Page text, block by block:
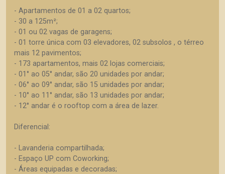
- Apartamentos de 01 a 02 quartos;
- 30 a 125m²;
- 01 ou 02 vagas de garagens;
- 01 torre única com 03 elevadores, 02 subsolos , o térreo
mais 12 pavimentos;
- 173 apartamentos, mais 02 lojas comerciais;
- 01° ao 05° andar, são 20 unidades por andar;
- 06° ao 09° andar, são 15 unidades por andar;
- 10° ao 11° andar, são 13 unidades por andar;
- 12° andar é o rooftop com a área de lazer.
Diferencial:
- Lavanderia compartilhada;
- Espaço UP com Coworking;
- Áreas equipadas e decoradas;